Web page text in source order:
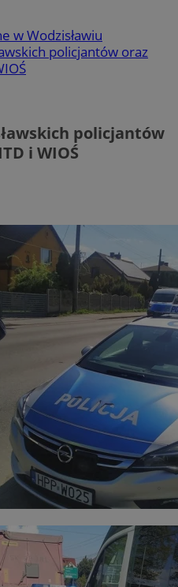
w Wodzisławiu
policjantów oraz
policjantów
i WIOŚ